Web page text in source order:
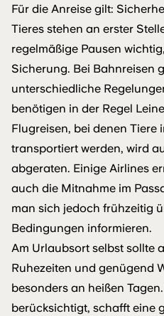
Für die Anreise gilt:
Tieres stehen an erster
regelmäßige Pausen
Sicherung. Bei Bahnreisen
unterschiedliche
benötigen in der Regel
Flugreisen, bei denen Tiere
transportiert werden, wird
abgeraten. Einige Airlines
auch die Mitnahme im
man sich jedoch frühzeitig
Bedingungen informieren.
Am Urlaubsort selbst sollte
Ruhezeiten und genügend
besonders an heißen
berücksichtigt, schafft eine